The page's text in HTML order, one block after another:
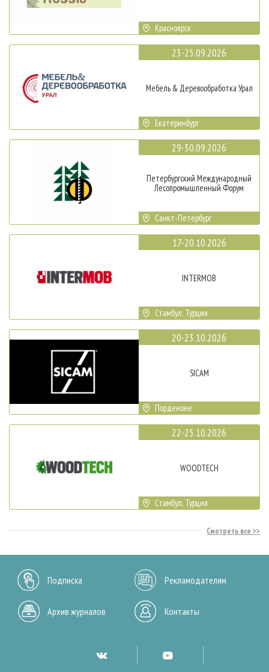
Красноярск
23-25.09.2026
Мебель & Деревообработка Урал
Екатеринбург
29-30.09.2026
Петербургский Международный
Лесопромышленный Форум
Санкт-Петербург
17-20.10.2026
INTERMOB
Стамбул, Турция
20-23.10.2026
SICAM
Порденоне
22-25.10.2026
WOODTECH
Стамбул, Турция
Смотреть все
Подписка Рекламодателям
Архив журналов Контакты